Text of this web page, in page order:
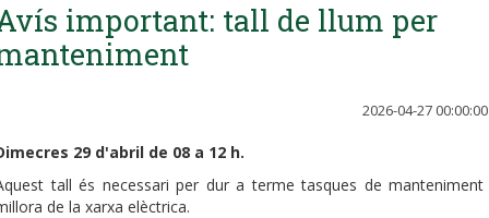
important: tall de llum per
2026-04-27 00:00:00
29 d'abril de 08 a 12 h.
tall és necessari per dur a terme tasques de
de la xarxa elèctrica.